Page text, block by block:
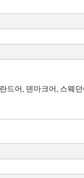
드어, 덴마크어, 스웨